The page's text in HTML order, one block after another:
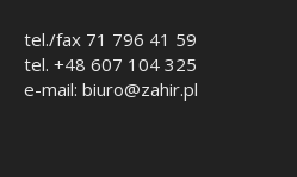
tel./fax 71 796 41 59
tel. +48 607 104 325
e-mail: biuro@zahir.pl